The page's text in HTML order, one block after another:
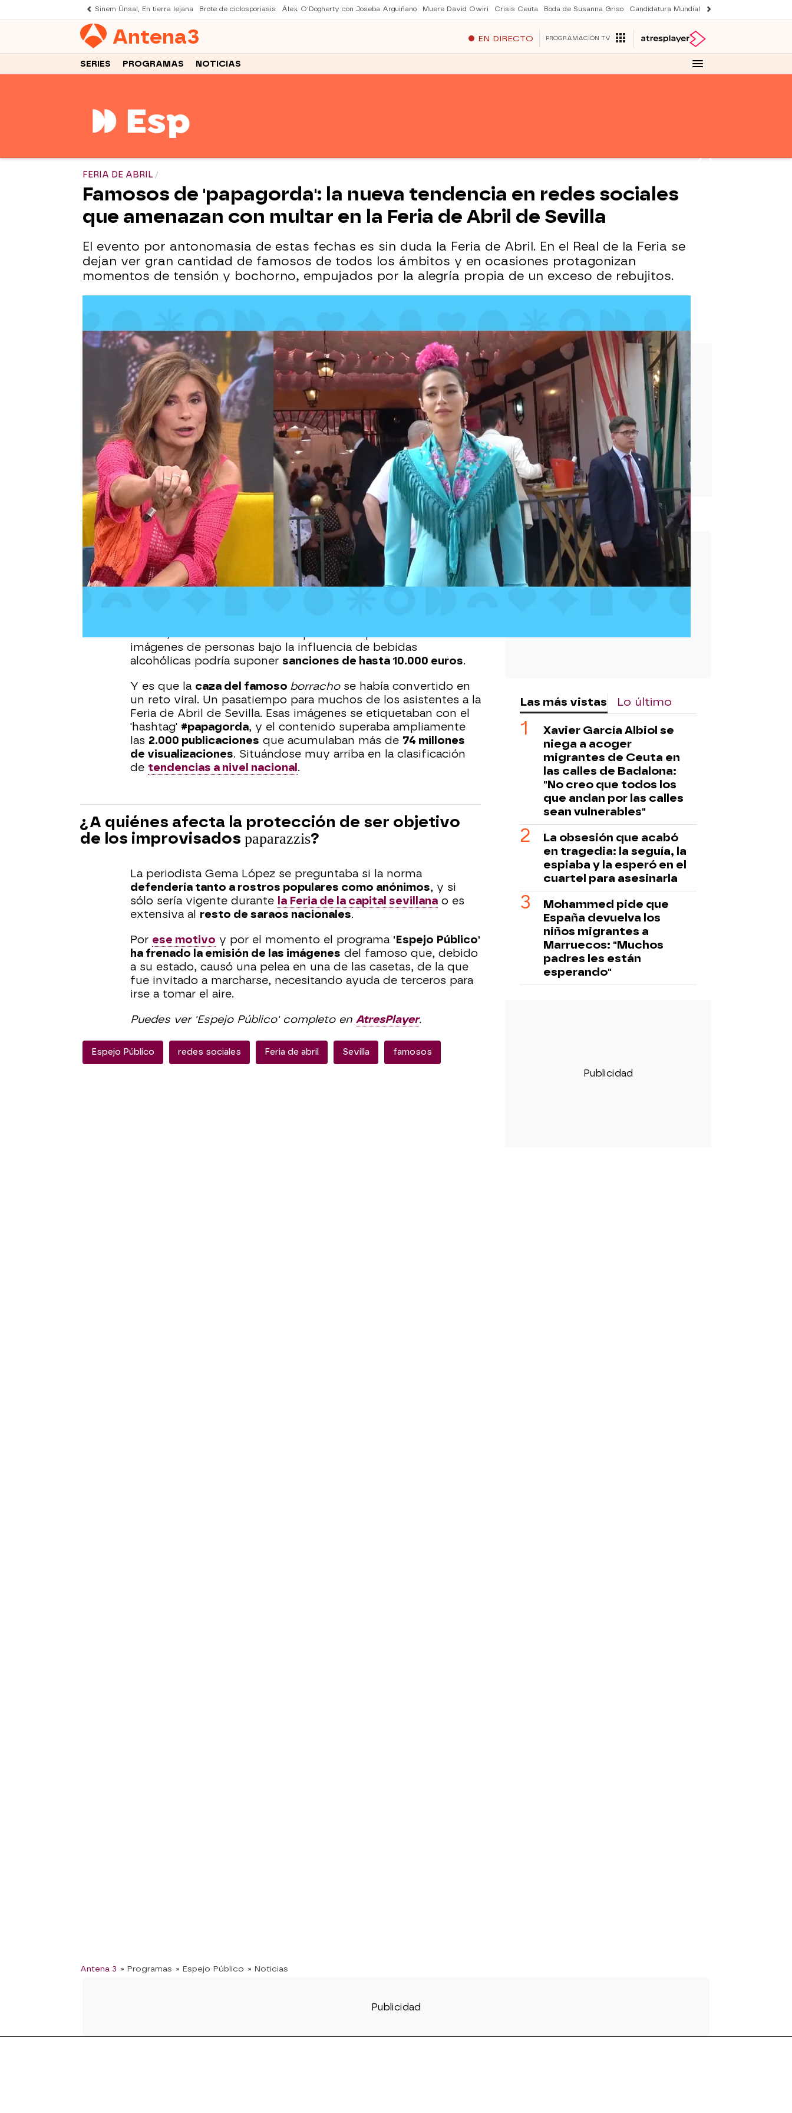
Sinem Ünsal, En tierra lejana Brote de ciclosporiasis Álex O'Dogherty con Joseba Arguiñano Muere David Owiri Crisis Ceuta Boda de Susanna Griso Candidatura Mundial 2030
Antena3 EN DIRECTO PROGRAMACIÓN TV
SERIES PROGRAMAS NOTICIAS
FERIA DE ABRIL
Famosos de 'papagorda': la nueva tendencia en redes sociales
que amenazan con multar en la Feria de Abril de Sevilla
El evento por antonomasia de estas fechas es sin duda la Feria de Abril. En el Real de la Feria se
dejan ver gran cantidad de famosos de todos los ámbitos y en ocasiones protagonizan
momentos de tensión y bochorno, empujados por la alegría propia de un exceso de rebujitos.
Los guiris se rinden ante la Feria de Abril: les hemos acompañado y así lo viven
Espejo Público
Publicado:07 de mayo de 2025, 15:48
WhatsappFacebook
X Flipboard
imágenes de personas bajo la influencia de bebidas
alcohólicas podría suponer sanciones de hasta 10.000 euros.
Y es que la caza del famoso borrachose había convertido en
un reto viral. Un pasatiempo para muchos de los asistentes a la
Feria de Abril de Sevilla. Esas imágenes se etiquetaban con el
'hashtag' #papagorda, y el contenido superaba ampliamente
las 2.000 publicaciones que acumulaban más de 74 millones
de visualizaciones. Situándose muy arriba en la clasificación
de tendencias a nivel nacional .
¿A quiénes afecta la protección de ser objetivo
de los improvisados paparazzis?
La periodista Gema López se preguntaba si la norma
defendería tanto a rostros populares como anónimos, y si
sólo sería vigente durante la Feria de la capital sevillana o es
extensiva al resto de saraos nacionales.
Por ese motivo y por el momento el programa 'Espejo Público'
ha frenado la emisión de las imágenes del famoso que, debido
a su estado, causó una pelea en una de las casetas, de la que
fue invitado a marcharse, necesitando ayuda de terceros para
irse a tomar el aire.
Puedes ver 'Espejo Público' completo en AtresPlayer.
Espejo Público redes sociales Feria de abril Sevilla famosos
Antena 3 » Programas » Espejo Público » Noticias
Las más vistas Lo último
Xavier García Albiol se
niega a acoger
migrantes de Ceuta en
las calles de Badalona:
"No creo que todos los
que andan por las calles
sean vulnerables"
La obsesión que acabó
en tragedia: la seguía, la
espiaba y la esperó en el
cuartel para asesinarla
Mohammed pide que
España devuelva los
niños migrantes a
Marruecos: "Muchos
padres les están
esperando"